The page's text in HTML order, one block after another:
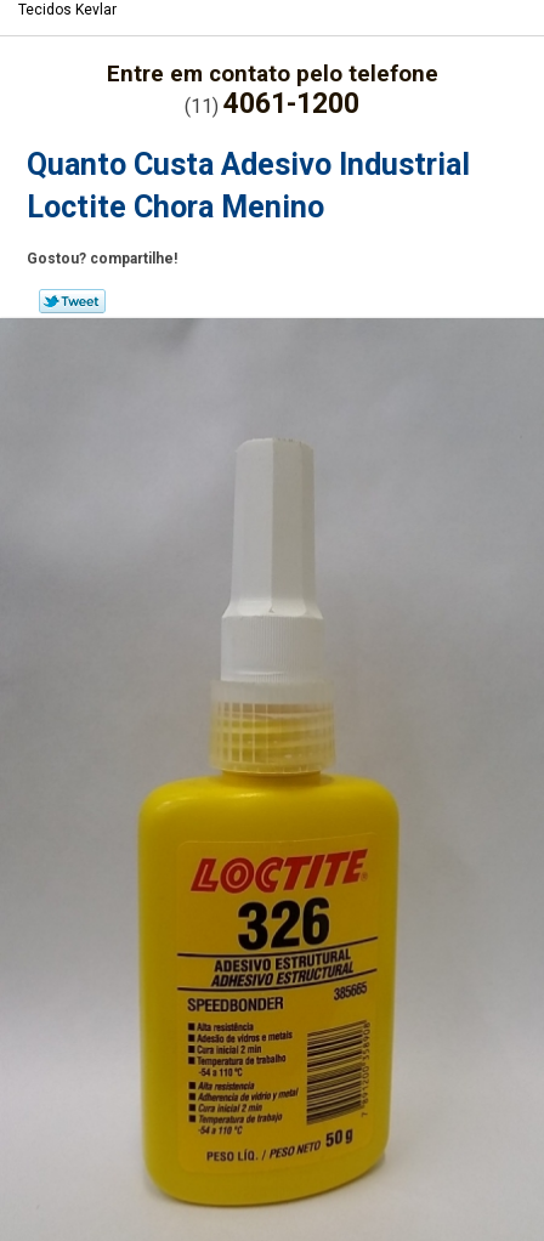
Tecidos Kevlar
Entre em contato pelo telefone
(11) 4061-1200
Quanto Custa Adesivo Industrial
Loctite Chora Menino
Gostou? compartilhe!